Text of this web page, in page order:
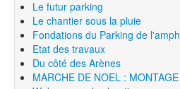
Le futur parking
Le chantier sous la pluie
Fondations du Parking de
Etat des travaux
Du côté des Arènes
MARCHE DE NOEL : MONTAGE